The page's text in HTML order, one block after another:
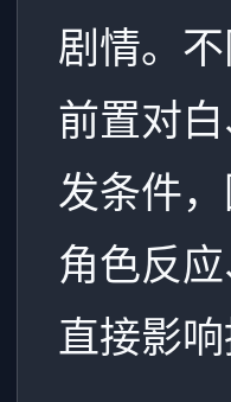
剧情。
前置对
发条件
角色反
直接影响